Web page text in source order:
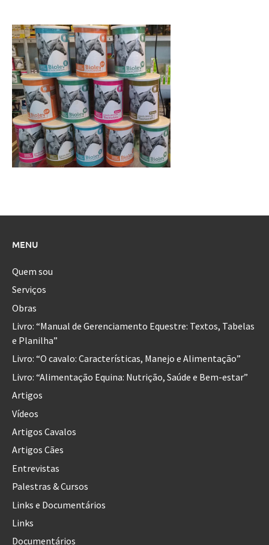
MENU
Quem sou
Serviços
Obras
Livro: “Manual de Gerenciamento Equestre: Textos, Tabelas
e Planilha”
Livro: “O cavalo: Características, Manejo e Alimentação”
Livro: “Alimentação Equina: Nutrição, Saúde e Bem-estar”
Artigos
Vídeos
Artigos Cavalos
Artigos Cães
Entrevistas
Palestras & Cursos
Links e Documentários
Links
Documentários